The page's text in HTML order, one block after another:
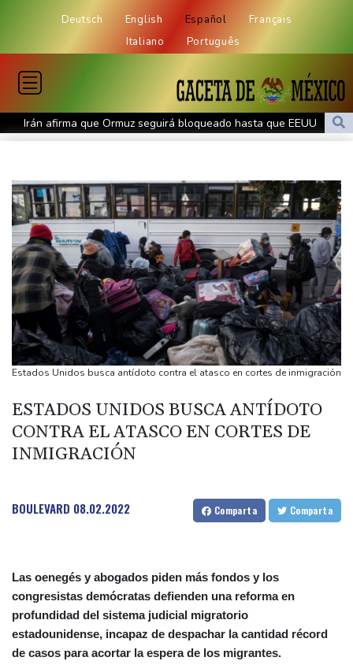
Deutsch English Español
Français
Italiano
Português
Irán afirma que Ormuz seguirá bloqueado hasta que EEUU
acepte "todas" sus condiciones
Irán plantea condiciones para la reapertura del estrecho de
Ormuz
Evacuaciones y vuelos cancelados en China al acercarse el tifón
Dolphin
Llega Messi a Argentina para despedir a su padre Jorge tras su
muerte
La FIFA contraataca y denuncia "un esfuerzo concertado para
socavar a su presidente"
Erupción del Etna obliga a suspender llegadas a un aeropuerto
Bulgaria convoca al embajador de Ucrania tras explosión de un
dron en su territorio
Muere el padre de Lionel Messi a los 68 años, el hombre detrás
Una niña herida muere y eleva a ocho los fallecidos por el
Estados Unidos busca antídoto contra el atasco en cortes de inmigración
ESTADOS UNIDOS BUSCA ANTÍDOTO
CONTRA EL ATASCO EN CORTES DE
INMIGRACIÓN
BOULEVARD 08.02.2022 Comparta Comparta
Las oenegés y abogados piden más fondos y los
congresistas demócratas defienden una reforma en
profundidad del sistema judicial migratorio
estadounidense, incapaz de despachar la cantidad récord
de casos para acortar la espera de los migrantes.